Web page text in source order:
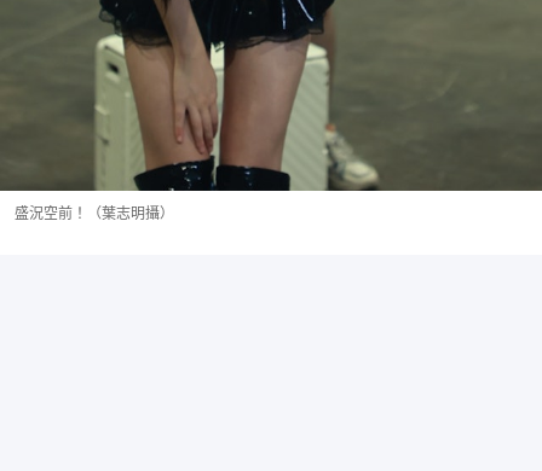
盛況空前！（葉志明攝）